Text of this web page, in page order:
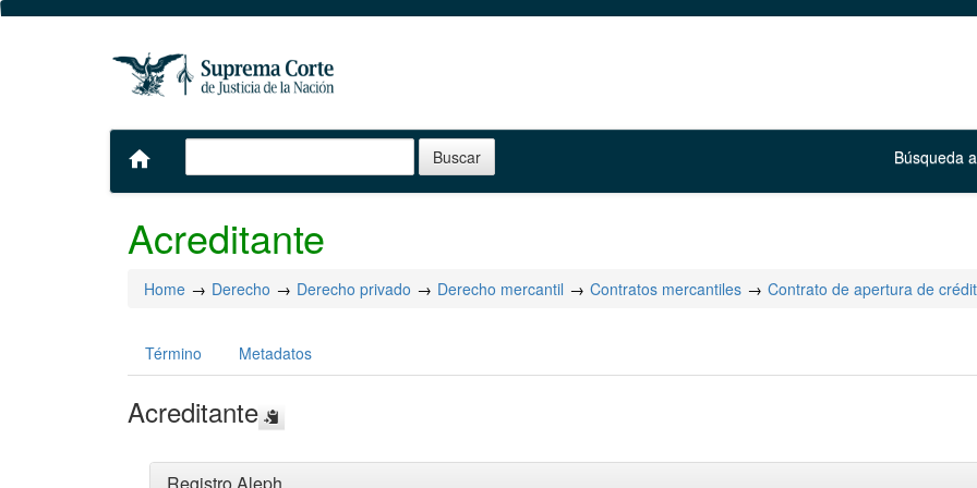
home Búsqueda
Acreditante
Home Derecho Derecho privado Derecho mercantil Contratos mercantiles Contrato de apertura de
Término Metadatos
Acreditante